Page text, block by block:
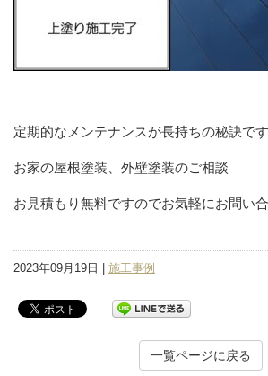
定期的なメンテナンスが長持ちの秘訣です
お家の屋根塗装、外壁塗装のご相談
お見積もり無料ですのでお気軽にお問い
2023年09月19日 | 施工事例
一覧ページに戻る